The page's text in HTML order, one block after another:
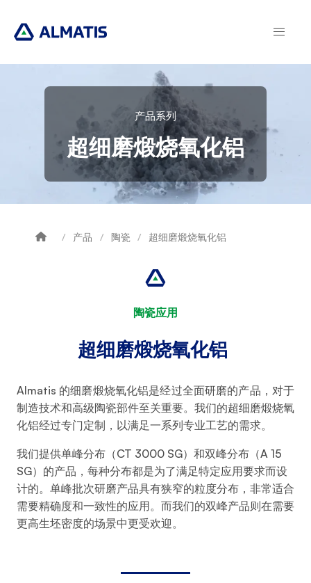
main
content
产品系列
超细磨煅烧氧化铝
Breadcrumb
产品 陶瓷 超细磨煅烧氧化铝
陶瓷应用
超细磨煅烧氧化铝
Almatis 的细磨煅烧氧化铝是经过全面研磨的产品，对于
制造技术和高级陶瓷部件至关重要。我们的超细磨煅烧氧
化铝经过专门定制，以满足一系列专业工艺的需求。
我们提供单峰分布（CT 3000 SG）和双峰分布（A 15
SG）的产品，每种分布都是为了满足特定应用要求而设
计的。单峰批次研磨产品具有狭窄的粒度分布，非常适合
需要精确度和一致性的应用。而我们的双峰产品则在需要
更高生坯密度的场景中更受欢迎。